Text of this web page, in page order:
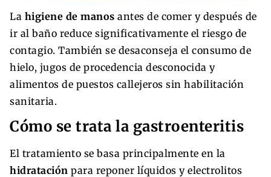
La higiene de manos antes de comer y después de
ir al baño reduce significativamente el riesgo de
contagio. También se desaconseja el consumo de
hielo, jugos de procedencia desconocida y
alimentos de puestos callejeros sin habilitación
sanitaria.
Cómo se trata la gastroenteritis
El tratamiento se basa principalmente en la
hidratación para reponer líquidos y electrolitos